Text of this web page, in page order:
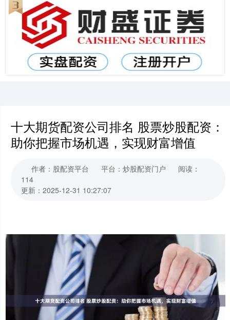
十大期货配资公司排名 股票炒股配资：
助你把握市场机遇，实现财富增值
作者：股配资平台 平台：炒股配资门户
阅读：
114
更新：2025-12-31 10:27:07